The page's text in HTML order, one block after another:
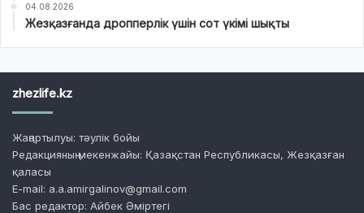
04.08.2026
Жезқазғанда дропперлік үшін сот үкімі шықты
zhezlife.kz
Жаңартылуы: тәулік бойы
Редакцияның мекенжайы: Қазақстан Республикасы, Жезқазған
қаласы
E-mail: a.a.amirgalinov@gmail.com
Бас редактор: Айбек Әміртегі